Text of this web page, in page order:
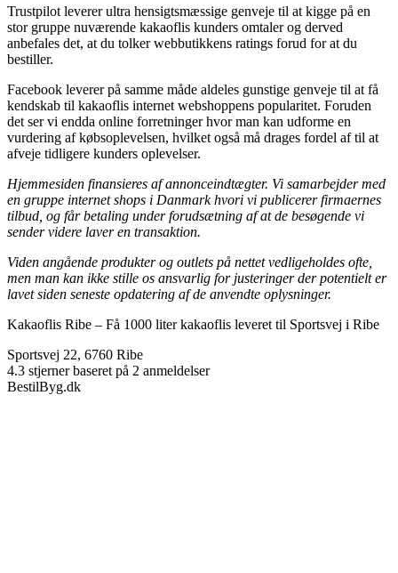
Trustpilot leverer ultra hensigtsmæssige genveje til at kigge på en
stor gruppe nuværende kakaoflis kunders omtaler og derved
anbefales det, at du tolker webbutikkens ratings forud for at du
bestiller.
Facebook leverer på samme måde aldeles gunstige genveje til at få
kendskab til kakaoflis internet webshoppens popularitet. Foruden
det ser vi endda online forretninger hvor man kan udforme en
vurdering af købsoplevelsen, hvilket også må drages fordel af til at
afveje tidligere kunders oplevelser.
Hjemmesiden finansieres af annonceindtægter. Vi samarbejder med
en gruppe internet shops i Danmark hvori vi publicerer firmaernes
tilbud, og får betaling under forudsætning af at de besøgende vi
sender videre laver en transaktion.
Viden angående produkter og outlets på nettet vedligeholdes ofte,
men man kan ikke stille os ansvarlig for justeringer der potentielt er
lavet siden seneste opdatering af de anvendte oplysninger.
Kakaoflis Ribe – Få 1000 liter kakaoflis leveret til Sportsvej i Ribe
Sportsvej 22, 6760 Ribe
4.3 stjerner baseret på 2 anmeldelser
BestilByg.dk